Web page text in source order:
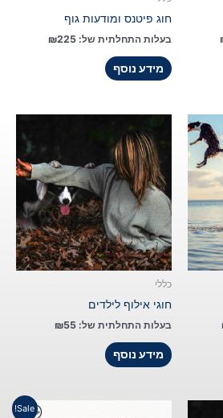
חוג פיטנס ומודעות גוף
בעלות התחלתית של: ₪225
מידע נוסף
כללי
חוגי אילוף לילדים
בעלות התחלתית של: ₪55
מידע נוסף
Sale!